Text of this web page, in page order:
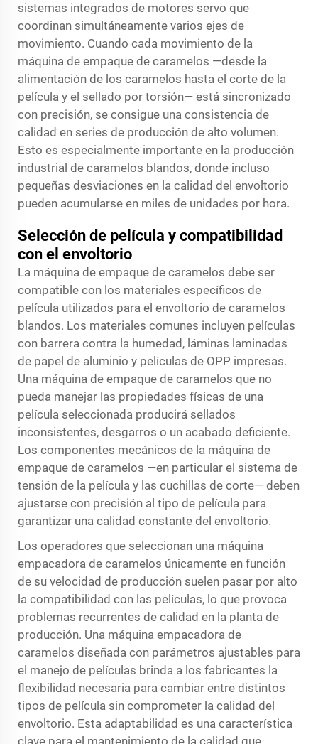
sistemas integrados de motores servo que
coordinan simultáneamente varios ejes de
movimiento. Cuando cada movimiento de la
máquina de empaque de caramelos —desde la
alimentación de los caramelos hasta el corte de la
película y el sellado por torsión— está sincronizado
con precisión, se consigue una consistencia de
calidad en series de producción de alto volumen.
Esto es especialmente importante en la producción
industrial de caramelos blandos, donde incluso
pequeñas desviaciones en la calidad del envoltorio
pueden acumularse en miles de unidades por hora.
Selección de película y compatibilidad
con el envoltorio
La máquina de empaque de caramelos debe ser
compatible con los materiales específicos de
película utilizados para el envoltorio de caramelos
blandos. Los materiales comunes incluyen películas
con barrera contra la humedad, láminas laminadas
de papel de aluminio y películas de OPP impresas.
Una máquina de empaque de caramelos que no
pueda manejar las propiedades físicas de una
película seleccionada producirá sellados
inconsistentes, desgarros o un acabado deficiente.
Los componentes mecánicos de la máquina de
empaque de caramelos —en particular el sistema de
tensión de la película y las cuchillas de corte— deben
ajustarse con precisión al tipo de película para
garantizar una calidad constante del envoltorio.
Los operadores que seleccionan una máquina
empacadora de caramelos únicamente en función
de su velocidad de producción suelen pasar por alto
la compatibilidad con las películas, lo que provoca
problemas recurrentes de calidad en la planta de
producción. Una máquina empacadora de
caramelos diseñada con parámetros ajustables para
el manejo de películas brinda a los fabricantes la
flexibilidad necesaria para cambiar entre distintos
tipos de película sin comprometer la calidad del
envoltorio. Esta adaptabilidad es una característica
clave para el mantenimiento de la calidad que